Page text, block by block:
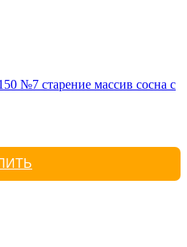
№7 старение массив сосна с